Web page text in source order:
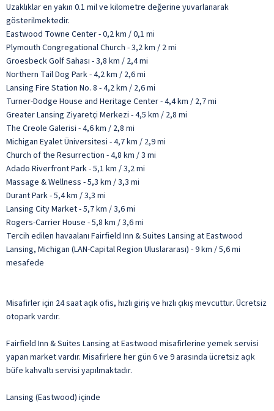
Uzaklıklar en yakın 0.1 mil ve kilometre değerine yuvarlanarak
gösterilmektedir.
Eastwood Towne Center - 0,2 km / 0,1 mi
Plymouth Congregational Church - 3,2 km / 2 mi
Groesbeck Golf Sahası - 3,8 km / 2,4 mi
Northern Tail Dog Park - 4,2 km / 2,6 mi
Lansing Fire Station No. 8 - 4,2 km / 2,6 mi
Turner-Dodge House and Heritage Center - 4,4 km / 2,7 mi
Greater Lansing Ziyaretçi Merkezi - 4,5 km / 2,8 mi
The Creole Galerisi - 4,6 km / 2,8 mi
Michigan Eyalet Üniversitesi - 4,7 km / 2,9 mi
Church of the Resurrection - 4,8 km / 3 mi
Adado Riverfront Park - 5,1 km / 3,2 mi
Massage & Wellness - 5,3 km / 3,3 mi
Durant Park - 5,4 km / 3,3 mi
Lansing City Market - 5,7 km / 3,6 mi
Rogers-Carrier House - 5,8 km / 3,6 mi
Tercih edilen havaalanı Fairfield Inn & Suites Lansing at Eastwood
Lansing, Michigan (LAN-Capital Region Uluslararası) - 9 km / 5,6 mi
mesafede
Misafirler için 24 saat açık ofis, hızlı giriş ve hızlı çıkış mevcuttur. Ücretsiz
otopark vardır.
Fairfield Inn & Suites Lansing at Eastwood misafirlerine yemek servisi
yapan market vardır. Misafirlere her gün 6 ve 9 arasında ücretsiz açık
büfe kahvaltı servisi yapılmaktadır.
Lansing (Eastwood) içinde